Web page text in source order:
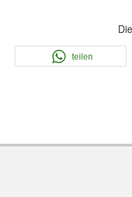
teilen